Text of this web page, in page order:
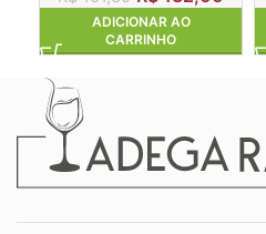
ADICIONAR AO
CARRINHO